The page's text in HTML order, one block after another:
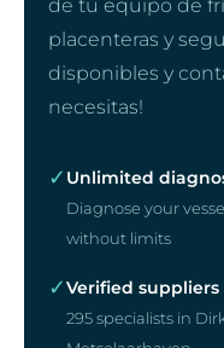
de tu equipo de
placenteras y
disponibles y
necesitas!
✓ Unlimited
Diagnose your
without limits
✓Verified suppliers
295 specialists in